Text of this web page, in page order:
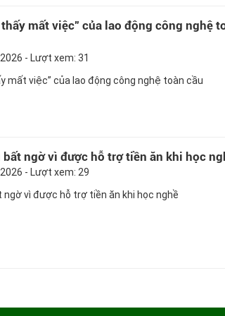
mất việc” của lao động công nghệ
- Lượt xem: 31
mất việc” của lao động công nghệ toàn cầu
ngờ vì được hỗ trợ tiền ăn khi học
- Lượt xem: 29
ngờ vì được hỗ trợ tiền ăn khi học nghề